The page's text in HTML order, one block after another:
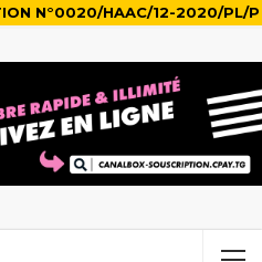
N°0020/HAAC/12-2020/PL/P